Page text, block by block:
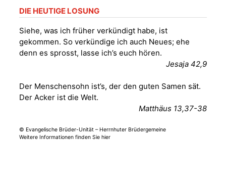
DIE HEUTIGE LOSUNG
Siehe, was ich früher verkündigt habe, ist
gekommen. So verkündige ich auch Neues; ehe
denn es sprosst, lasse ich’s euch hören.
Jesaja 42,9
Der Menschensohn ist’s, der den guten Samen sät.
Der Acker ist die Welt.
Matthäus 13,37-38
© Evangelische Brüder-Unität – Herrnhuter Brüdergemeine
Weitere Informationen finden Sie hier